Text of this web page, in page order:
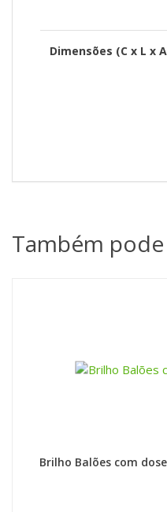
Dimensões (C x L x
Também
Brilho Balões com